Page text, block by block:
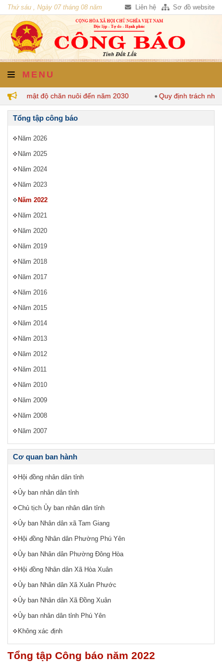
Thứ sáu , Ngày 07 tháng 08 năm
2026
Liên hệ Sơ đồ website
MENU
định mật độ chăn nuôi đến năm 2030 Quy định trách
Tổng tập công báo
Năm 2026
Năm 2025
Năm 2024
Năm 2023
Năm 2022
Năm 2021
Năm 2020
Năm 2019
Năm 2018
Năm 2017
Năm 2016
Năm 2015
Năm 2014
Năm 2013
Năm 2012
Năm 2011
Năm 2010
Năm 2009
Năm 2008
Năm 2007
Cơ quan ban hành
Hội đồng nhân dân tỉnh
Ủy ban nhân dân tỉnh
Chủ tịch Ủy ban nhân dân tỉnh
Ủy ban Nhân dân xã Tam Giang
Hội đồng Nhân dân Phường Phú Yên
Ủy ban Nhân dân Phường Đông Hòa
Hội đồng Nhân dân Xã Hòa Xuân
Ủy ban Nhân dân Xã Xuân Phước
Ủy ban Nhân dân Xã Đồng Xuân
Ủy ban nhân dân tỉnh Phú Yên
Không xác định
Tổng tập Công báo năm 2022